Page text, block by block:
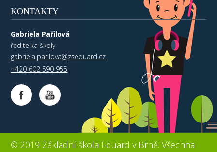
KONTAKTY
Gabriela Pařilová
ředitelka školy
gabriela.parilova@zseduard.cz
+420 602 590 955
© 2019 Základní škola Eduard v Brně. Všechna